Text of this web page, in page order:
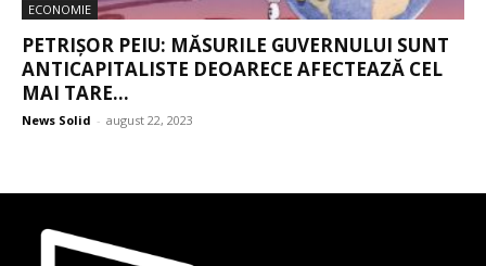
ECONOMIE
PETRIȘOR PEIU: MĂSURILE GUVERNULUI SUNT
ANTICAPITALISTE DEOARECE AFECTEAZĂ CEL
MAI TARE...
News Solid - august 22, 2023